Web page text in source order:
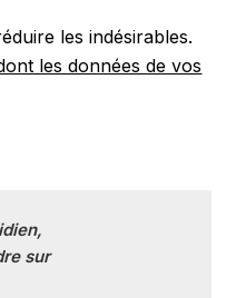
les indésirables.
les données de vos
sur